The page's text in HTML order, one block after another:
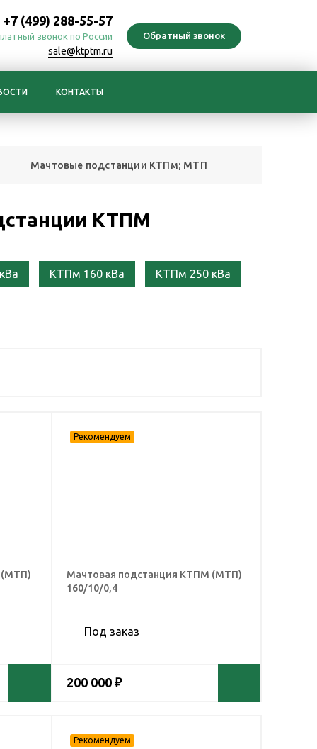
+7 (499) 288-55-57
звонок по России
sale@ktptm.ru
КОНТАКТЫ
Мачтовые подстанции КТПм; МТП
КТПМ
КТПм 160 кВа КТПм 250 кВа
(МТП)
Мачтовая подстанция КТПМ (МТП)
160/10/0,4
Под заказ
200 000 ₽